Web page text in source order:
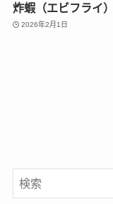
炸蝦（エビフライ）
2026年2月1日